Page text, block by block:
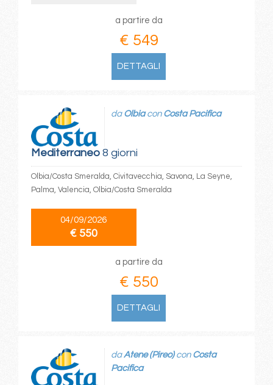
a partire da
€ 549
DETTAGLI
Mediterraneo8 giorni
da Olbiacon Costa Pacifica
Olbia/Costa Smeralda, Civitavecchia, Savona, La Seyne,
Palma, Valencia, Olbia/Costa Smeralda
04/09/2026
€ 550
a partire da
€ 550
DETTAGLI
daAtene (Pireo)con Costa
Pacifica